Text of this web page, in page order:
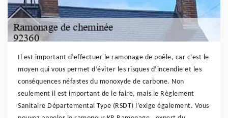
Il est important d’effectuer le ramonage de poêle, car c’est le
moyen qui vous permet d’éviter les risques d’incendie et les
conséquences néfastes du monoxyde de carbone. Non
seulement il est important de le faire, mais le Règlement
Sanitaire Départemental Type (RSDT) l’exige également. Vous